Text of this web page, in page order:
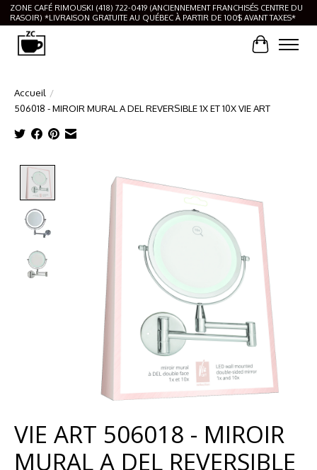
ZONE CAFÉ RIMOUSKI (418) 722-0419 (ANCIENNEMENT FRANCHISÉS CENTRE DU
RASOIR) *LIVRAISON GRATUITE AU QUÉBEC À PARTIR DE 100$ AVANT TAXES*
Panier
Accueil /
506018 - MIROIR MURAL A DEL REVERSIBLE 1X ET 10X VIE ART
VIE ART 506018 - MIROIR
MURAL A DEL REVERSIBLE